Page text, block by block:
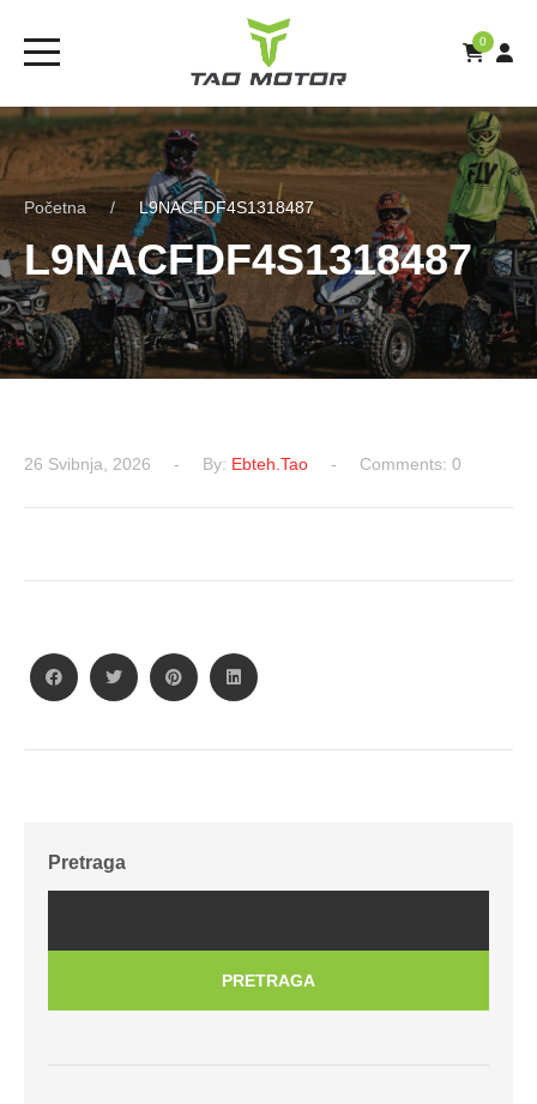
0
Početna L9NACFDF4S1318487
L9NACFDF4S1318487
26 Svibnja, 2026 By: Ebteh.tao Comments: 0
Pretraga
PRETRAGA